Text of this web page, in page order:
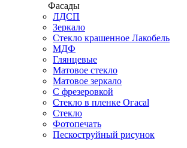
Фасады
ЛДСП
Зеркало
Стекло крашенное Лакобель
МДФ
Глянцевые
Матовое стекло
Матовое зеркало
С фрезеровкой
Стекло в пленке Огасаl
Стекло
Фотопечать
Пескоструйный рисунок